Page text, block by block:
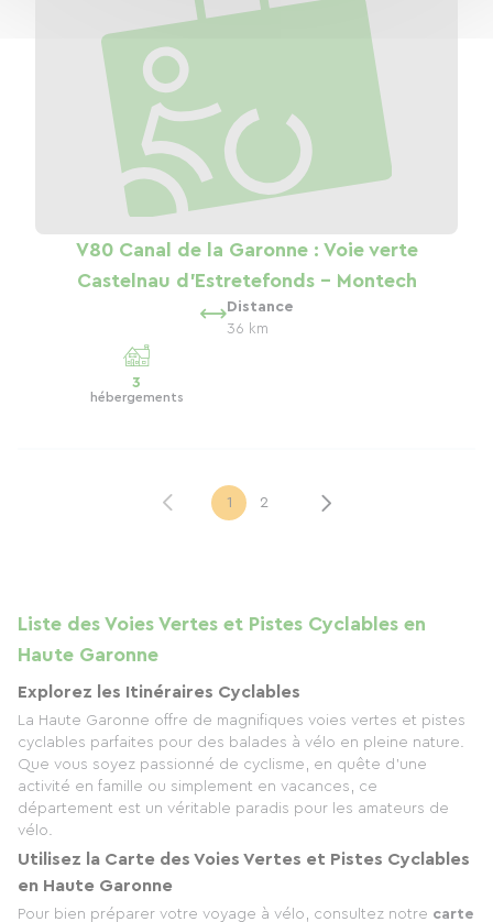
V80 Canal de la Garonne : Voie verte
Castelnau d'Estretefonds - Montech
Distance
36 km
3
hébergements
1 2
Liste des Voies Vertes et Pistes Cyclables en
Haute Garonne
Explorez les Itinéraires Cyclables
La Haute Garonne offre de magnifiques voies vertes et pistes
cyclables parfaites pour des balades à vélo en pleine nature.
Que vous soyez passionné de cyclisme, en quête d'une
activité en famille ou simplement en vacances, ce
département est un véritable paradis pour les amateurs de
vélo.
Utilisez la Carte des Voies Vertes et Pistes Cyclables
en Haute Garonne
Pour bien préparer votre voyage à vélo, consultez notre carte